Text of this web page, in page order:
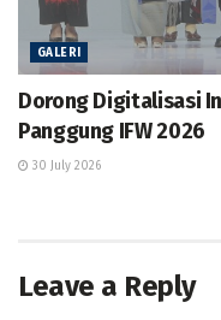
GALERI
Dorong Digitalisasi
Panggung IFW 2026
30 July 2026
Leave a Reply